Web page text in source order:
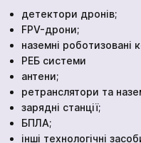
детектори дронів;
FPV-дрони;
наземні роботизовані
РЕБ системи
антени;
ретранслятори та
зарядні станції;
БПЛА;
інші технологічні